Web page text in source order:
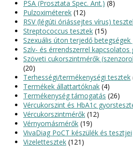
PSA (Prosztata Spec. Ant.) (8)
Pulzoximéterek (12)
RSV (légúti óriássejtes vírus)
Streptococcus tesztek (15)
Szexuális úton terjedő
Szív- és érrendszerrel kapcsolatos
Szöveti cukorszintmérők
(20)
Terhességi/termékenységi tesztek
Termékek állattartóknak (4)
Termékenység támogatás (26)
Vércukorszint és HbA1c
Vércukorszintmérők (12)
Vérnyomásmérők (19)
VivaDiag PoCT készülék és tesztjei
Vizelettesztek (121)